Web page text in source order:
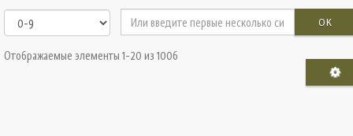
OK
Отображаемые элементы 1-20 из 1006